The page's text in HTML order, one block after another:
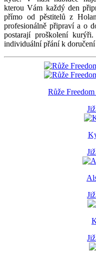
kterou Vám každý den
přímo od pěstitelů z
profesionálně připraví a o
postarají proškolení
individuální přání k doručení
Růže